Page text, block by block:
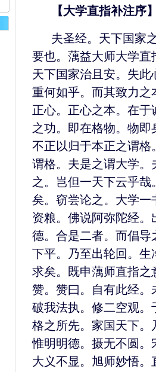
【大学直指补注序
夫圣经。天下国家
要也。蕅益大师大学
天下国家治且安。失
重何如乎。而其致力
正心。正心之本。在
之功。即在格物。物
不正以归于本正之谓
谓格。夫是之谓大学
之。岂但一天下云乎
矣。窃尝论之。大学
资粮。佛说阿弥陀经
德。合是二者。而倡
下平。乃至出轮回。
求矣。既申蕅师直指
赞。赞曰。自有此经
破我法执。修二空观
格之所先。家国天下
惟明明德。摄无不圆
大义不显。旭师妙悟